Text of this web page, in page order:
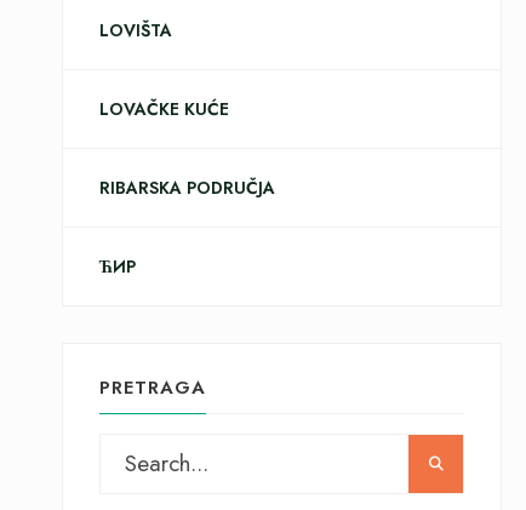
LOVIŠTA
LOVAČKE KUĆE
RIBARSKA PODRUČJA
ЋИР
PRETRAGA